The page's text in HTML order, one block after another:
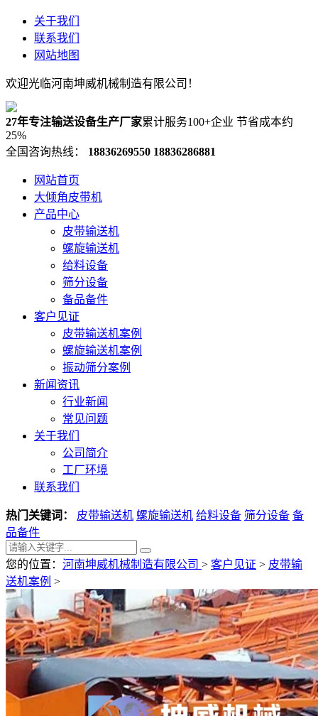
关于我们
联系我们
网站地图
欢迎光临河南坤威机械制造有限公司！
27年专注输送设备生产厂家累计服务100+企业 节省成本约
25%
全国咨询热线：
18836269550 18836286881
网站首页
大倾角皮带机
产品中心
皮带输送机
螺旋输送机
给料设备
筛分设备
备品备件
客户见证
皮带输送机案例
螺旋输送机案例
振动筛分案例
新闻资讯
行业新闻
常见问题
关于我们
公司简介
工厂环境
联系我们
热门关键词： 皮带输送机 螺旋输送机 给料设备 筛分设备 备
品备件
您的位置： 河南坤威机械制造有限公司 > 客户见证 > 皮带输
送机案例 >